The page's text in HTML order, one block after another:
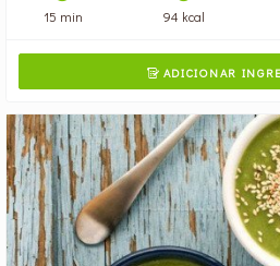
15 min 94 kcal
ADICIONAR